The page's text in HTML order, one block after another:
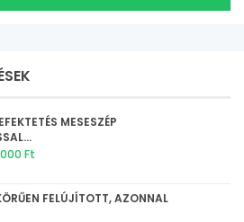
MESESZÉP
Ft
FELÚJÍTOTT, AZONNAL